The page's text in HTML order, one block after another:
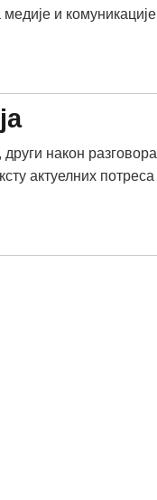
и
након
актуелних потреса